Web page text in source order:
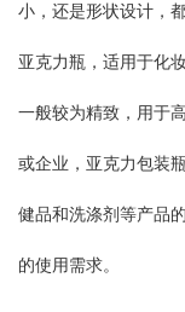
小，还是形状设计，
亚克力瓶，适用于化
一般较为精致，用于
或企业，亚克力包装
健品和洗涤剂等产品
的使用需求。